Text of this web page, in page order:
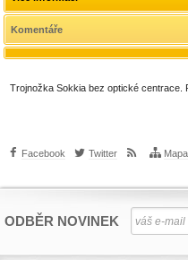
Komentáře
Trojnožka Sokkia bez optické centrace.
Facebook Twitter
ODBĚR NOVINEK